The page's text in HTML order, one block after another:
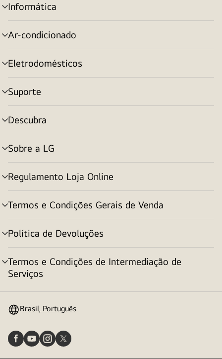
Informática
alternar
menu
Ar-condicionado
alternar
menu
Eletrodomésticos
alternar
menu
Suporte
alternar
menu
Descubra
alternar
menu
Sobre a LG
alternar
menu
Regulamento Loja Online
alternar
menu
Termos e Condições Gerais de Venda
alternar
menu
Política de Devoluções
alternar
menu
Termos e Condições de Intermediação de
Serviços
alternar
Brasil, Português